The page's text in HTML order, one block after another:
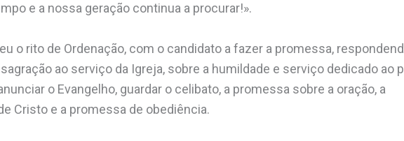
e a nossa geração continua a procurar!».
o rito de Ordenação, com o candidato a fazer a promessa,
ao serviço da Igreja, sobre a humildade e serviço dedicado ao
o Evangelho, guardar o celibato, a promessa sobre a oração, a
Cristo e a promessa de obediência.